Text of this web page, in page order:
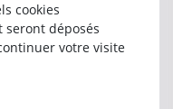
cookies
seront déposés
votre visite